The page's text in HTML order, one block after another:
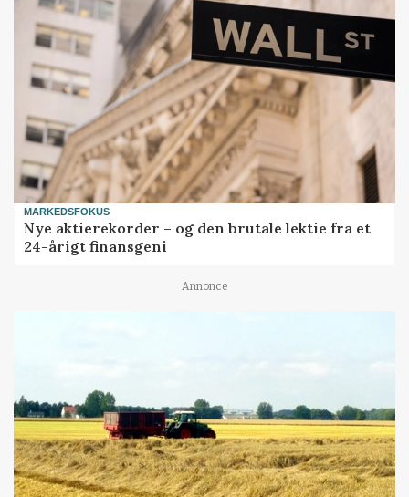
MARKEDSFOKUS
Nye aktierekorder – og den brutale lektie fra et
24-årigt finansgeni
Annonce